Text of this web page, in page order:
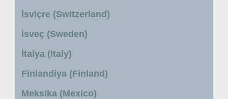
İsviçre (Switzerland)
İsveç (Sweden)
İtalya (Italy)
Finlandiya (Finland)
Meksika (Mexico)